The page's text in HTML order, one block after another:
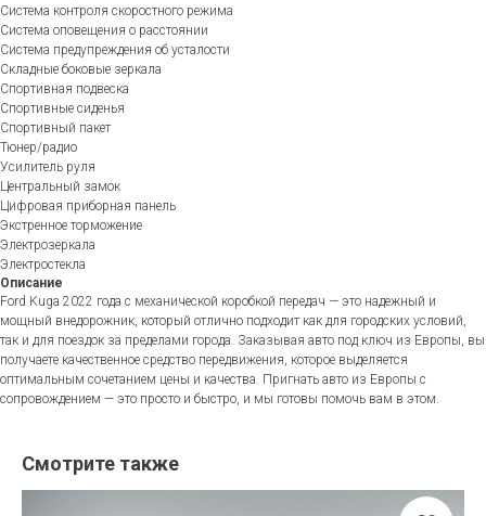
Система контроля скоростного режима
Система оповещения о расстоянии
Система предупреждения об усталости
Складные боковые зеркала
Спортивная подвеска
Спортивные сиденья
Спортивный пакет
Тюнер/радио
Усилитель руля
Центральный замок
Цифровая приборная панель
Экстренное торможение
Электрозеркала
Электростекла
Описание
Ford Kuga 2022 года с механической коробкой передач — это надежный и
мощный внедорожник, который отлично подходит как для городских условий,
так и для поездок за пределами города. Заказывая авто под ключ из Европы, вы
получаете качественное средство передвижения, которое выделяется
оптимальным сочетанием цены и качества. Пригнать авто из Европы с
сопровождением — это просто и быстро, и мы готовы помочь вам в этом.
Смотрите также